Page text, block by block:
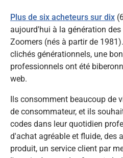
Plus de six acheteurs sur dix
aujourd'hui à la génération
Zoomers (nés à partir de
clichés générationnels, une
professionnels ont été
web.
Ils consomment beaucoup de
de consommateur, et ils
codes dans leur quotidien
d'achat agréable et fluide, des
produit, un service client par